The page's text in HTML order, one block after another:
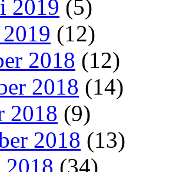
2019 (5)
(12)
2018 (12)
2018 (14)
2018 (9)
2018 (13)
2018 (34)